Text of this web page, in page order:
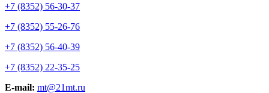
+7 (8352) 56-30-37
+7 (8352) 55-26-76
+7 (8352) 56-40-39
+7 (8352) 22-35-25
E-mail: mt@21mt.ru